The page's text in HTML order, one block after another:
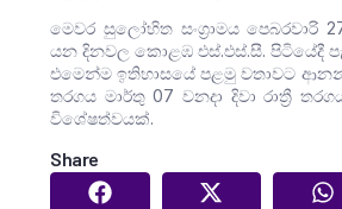
මෙවර සුලෝහිත සංග්‍රාමය පෙබරවාරි
යන දිනවල කොළඹ එස්.එස්.සී. පිටියේදී
එමෙන්ම ඉතිහාසයේ පළමු වතාවට
තරගය මාර්තු 07 වනදා දිවා රාත්‍රී
විශේෂත්වයක්.
Share